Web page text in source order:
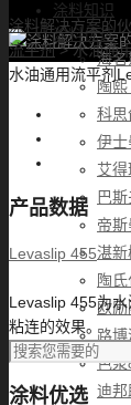
涂料知识
涂料优选
海名
陶
科思
伊士
艾得
巴
帝
湛新
陶
欧
路
色浆
迪邦
涂料解决方案的
流平剂>水油通
水油通用流平剂
产品数据
Levaslip 455
Levaslip 455为
粘连的效果。
涂料优选